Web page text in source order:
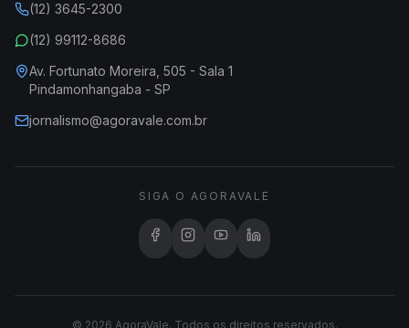
(12) 3645-2300
(12) 99112-8686
Av. Fortunato Moreira, 505 - Sala 1
Pindamonhangaba - SP
jornalismo@agoravale.com.br
SIGA O AGORAVALE
© 2026 AgoraVale. Todos os direitos reservados.